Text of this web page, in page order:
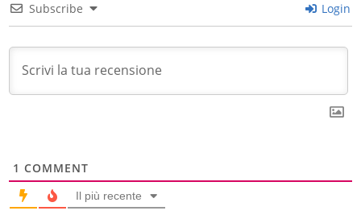
Subscribe Login
1 COMMENT
Il più recente